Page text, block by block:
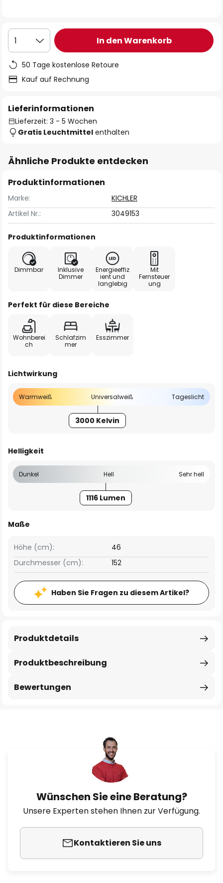
1 In den Warenkorb
50 Tage kostenlose Retoure
Kauf auf Rechnung
Lieferinformationen
Lieferzeit: 3 - 5 Wochen
Gratis Leuchtmittel enthalten
Ähnliche Produkte entdecken
Produktinformationen
Marke:
KICHLER
Artikel Nr.:
3049153
Produktinformationen
Dimmbar
Inklusive
Dimmer
Energieeffiz
ient und
langlebig
Mit
Fernsteuer
ung
Perfekt für diese Bereiche
Wohnberei
ch
Schlafzim
mer
Esszimmer
Lichtwirkung
Warmweiß Universalweiß Tageslicht
3000 Kelvin
Helligkeit
Dunkel Hell Sehr hell
1116 Lumen
Maße
Höhe (cm):
46
Durchmesser (cm):
152
Haben Sie Fragen zu diesem Artikel?
Produktbeschreibung
Produktdetails
Bewertungen
Wünschen Sie eine Beratung?
Unsere Experten stehen Ihnen zur Verfügung.
Kontaktieren Sie uns